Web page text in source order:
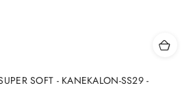
SOFT - KANEKALON-SS29 -